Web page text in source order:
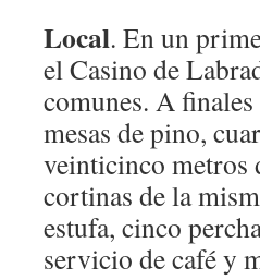
Local. En un
el Casino de
comunes. A
mesas de pino,
veinticinco metros
cortinas de la
estufa, cinco
servicio de café y